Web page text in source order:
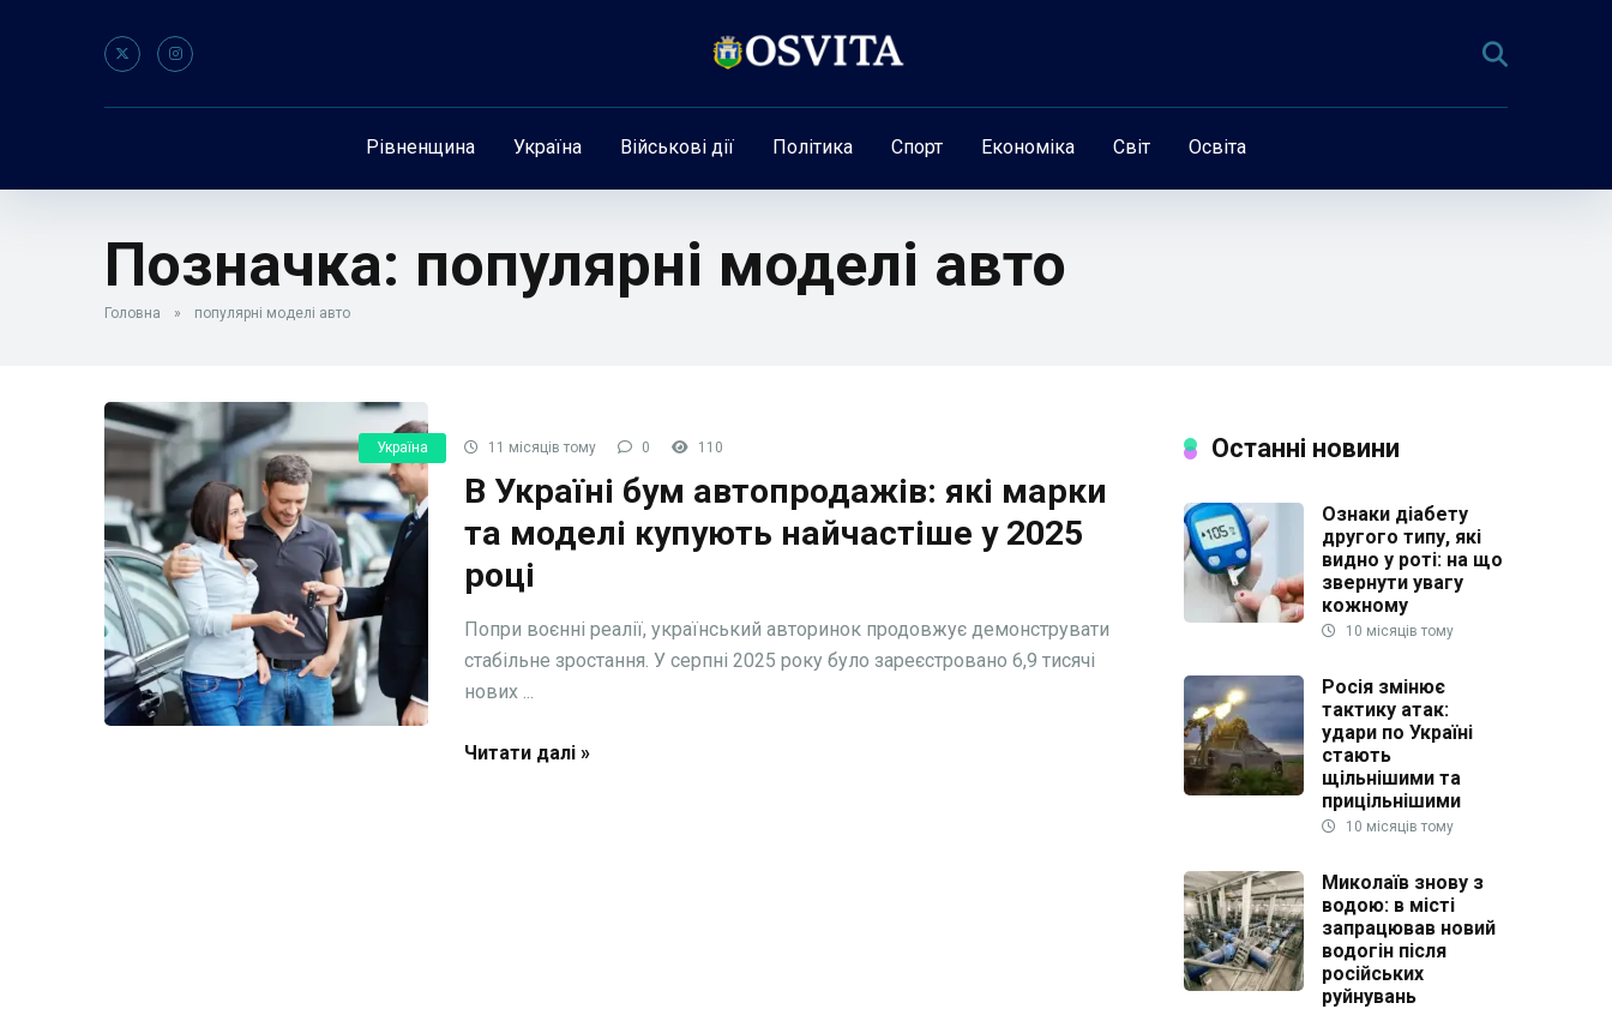
Рівненщина Україна Військові дії Політика Спорт Економіка Світ Освіта
Позначка: популярні моделі авто
Головна » популярні моделі авто
Україна 11 місяців тому 0 110
В Україні бум автопродажів: які марки
та моделі купують найчастіше у 2025
році
Попри воєнні реалії, український авторинок продовжує демонструвати
стабільне зростання. У серпні 2025 року було зареєстровано 6,9 тисячі
нових ...
Читати далі »
Останні новини
Ознаки діабету
другого типу, які
видно у роті: на що
звернути увагу
кожному
10 місяців тому
Росія змінює
тактику атак:
удари по Україні
стають
щільнішими та
прицільнішими
10 місяців тому
Миколаїв знову з
водою: в місті
запрацював новий
водогін після
російських
руйнувань